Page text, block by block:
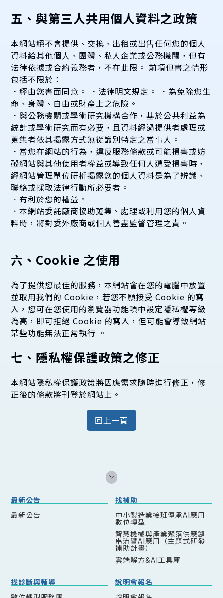
五、與第三人共用個人資料之政策
本網站絕不會提供、交換、出租或出售任何您的個人
資料給其他個人、團體、私人企業或公務機關，但有
法律依據或合約義務者，不在此限。 前項但書之情形
包括不限於：
．經由您書面同意。 ．法律明文規定。 ．為免除您生
命、身體、自由或財產上之危險。
．與公務機關或學術研究機構合作，基於公共利益為
統計或學術研究而有必要，且資料經過提供者處理或
蒐集者依其揭露方式無從識別特定之當事人。
．當您在網站的行為，違反服務條款或可能損害或妨
礙網站與其他使用者權益或導致任何人遭受損害時，
經網站管理單位研析揭露您的個人資料是為了辨識、
聯絡或採取法律行動所必要者。
．有利於您的權益。
．本網站委託廠商協助蒐集、處理或利用您的個人資
料時，將對委外廠商或個人善盡監督管理之責。
六、Cookie 之使用
為了提供您最佳的服務，本網站會在您的電腦中放置
並取用我們的 Cookie，若您不願接受 Cookie 的寫
入，您可在您使用的瀏覽器功能項中設定隱私權等級
為高，即可拒絕 Cookie 的寫入，但可能會導致網站
某些功能無法正常執行 。
七、隱私權保護政策之修正
本網站隱私權保護政策將因應需求隨時進行修正，修
正後的條款將刊登於網站上。
最新公告
最新公告
找補助
中小製造業接班傳承AI應用
數位轉型
智慧機械與產業聚落供應鏈
串流暨AI應用（主題式研發
補助計畫）
雲端解方&AI工具庫
找診斷與輔導
說明會報名